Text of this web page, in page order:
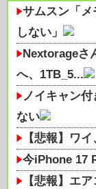
サムスン「メ
しない」
Nextorageさ
へ、1TB_5...
ノイキャン
ない
【悲報】ワ
今iPhone 17
【悲報】エ